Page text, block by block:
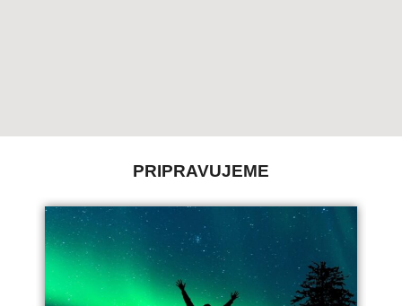
PRIPRAVUJEME